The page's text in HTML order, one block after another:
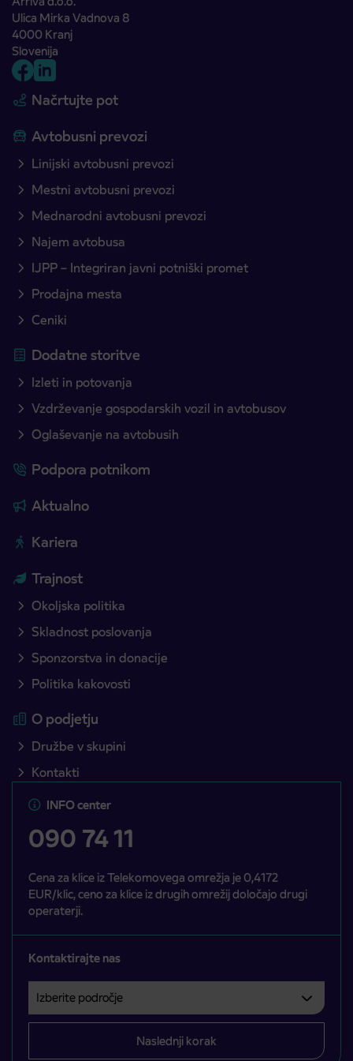
Ulica Mirka Vadnova 8
4000 Kranj
Slovenija
Načrtujte pot
Avtobusni prevozi
Linijski avtobusni prevozi
Mestni avtobusni prevozi
Mednarodni avtobusni prevozi
Najem avtobusa
IJPP – Integriran javni potniški promet
Prodajna mesta
Ceniki
Dodatne storitve
Izleti in potovanja
Vzdrževanje gospodarskih vozil in avtobusov
Oglaševanje na avtobusih
Podpora potnikom
Aktualno
Kariera
Trajnost
Okoljska politika
Skladnost poslovanja
Sponzorstva in donacije
Politika kakovosti
O podjetju
Družbe v skupini
Kontakti
INFO center
090 74 11
Cena za klice iz Telekomovega omrežja je 0,4172
EUR/klic, ceno za klice iz drugih omrežij določajo drugi
operaterji.
Kontaktirajte nas
Izberite področje
Področje je obvezno izbrati.
Naslednji korak